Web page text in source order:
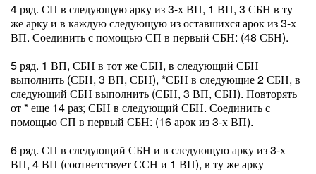
4 ряд. СП в следующую арку из 3-х ВП, 1 ВП, 3 СБН в ту
же арку и в каждую следующую из оставшихся арок из 3-х
ВП. Соединить с помощью СП в первый СБН: (48 СБН).
5 ряд. 1 ВП, СБН в тот же СБН, в следующий СБН
выполнить (СБН, 3 ВП, СБН), *СБН в следующие 2 СБН, в
следующий СБН выполнить (СБН, 3 ВП, СБН). Повторять
от * еще 14 раз; СБН в следующий СБН. Соединить с
помощью СП в первый СБН: (16 арок из 3-х ВП).
6 ряд. СП в следующий СБН и в следующую арку из 3-х
ВП, 4 ВП (соответствует ССН и 1 ВП), в ту же арку